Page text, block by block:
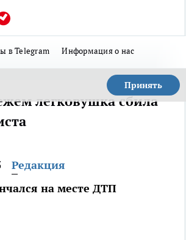
в Telegram Информация о нас
Принять
легковушка сбила
Редакция
на месте ДТП